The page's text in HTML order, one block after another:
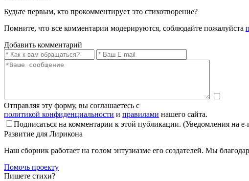
Будьте первым, кто прокомментирует это стихотворение?
Помните, что все комментарии модерируются, соблюдайте пожалуйста
Добавить комментарий
Отправляя эту форму, вы соглашаетесь с
политикой конфиденциальности и правилами нашего сайта.
Подписаться на комментарии к этой публикации. (Уведомления на e-
Развитие для Лирикона
Наш сборник работает на голом энтузиазме его создателей. Мы
Помочь проекту
Пишете стихи?